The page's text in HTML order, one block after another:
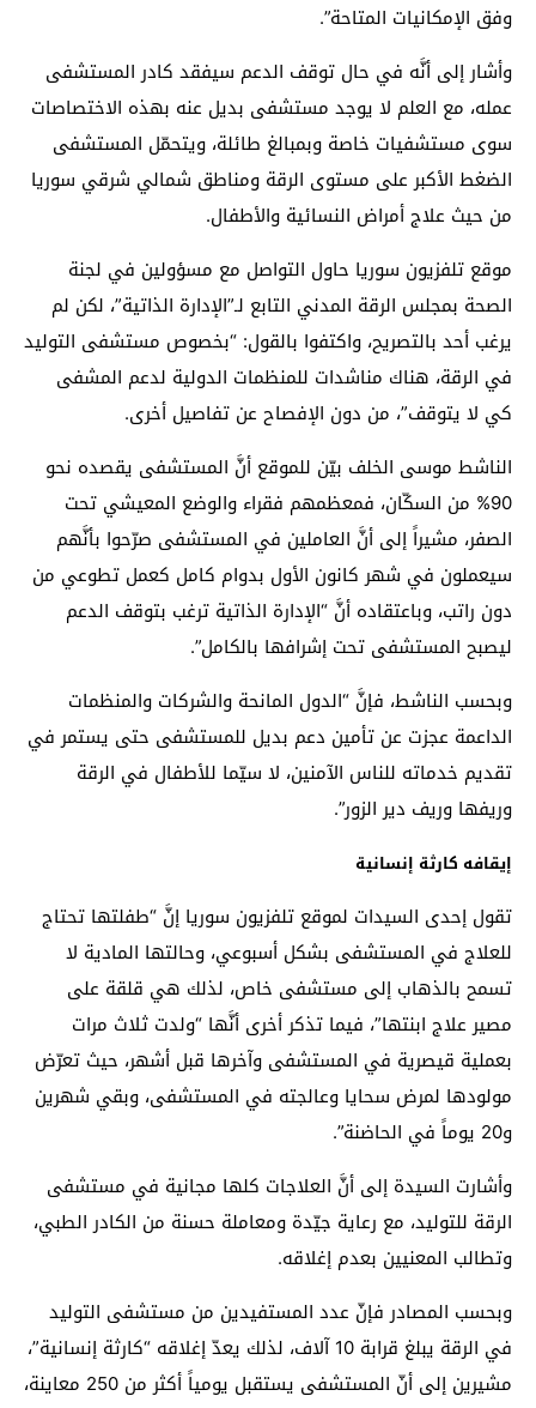
وفق الإمكانيات المتاحة”.
وأشار إلى أنَّه في حال توقف الدعم سيفقد كادر المستشفى
عمله، مع العلم لا يوجد مستشفى بديل عنه بهذه الاختصاصات
سوى مستشفيات خاصة وبمبالغ طائلة، ويتحمّل المستشفى
الضغط الأكبر على مستوى الرقة ومناطق شمالي شرقي سوريا
من حيث علاج أمراض النسائية والأطفال.
موقع تلفزيون سوريا حاول التواصل مع مسؤولين في لجنة
الصحة بمجلس الرقة المدني التابع لـ”الإدارة الذاتية”، لكن لم
يرغب أحد بالتصريح، واكتفوا بالقول: “بخصوص مستشفى التوليد
في الرقة، هناك مناشدات للمنظمات الدولية لدعم المشفى
كي لا يتوقف”، من دون الإفصاح عن تفاصيل أخرى.
الناشط موسى الخلف بيّن للموقع أنَّ المستشفى يقصده نحو
90% من السكّان، فمعظمهم فقراء والوضع المعيشي تحت
الصفر، مشيراً إلى أنَّ العاملين في المستشفى صرّحوا بأنَّهم
سيعملون في شهر كانون الأول بدوام كامل كعمل تطوعي من
دون راتب، وباعتقاده أنَّ “الإدارة الذاتية ترغب بتوقف الدعم
ليصبح المستشفى تحت إشرافها بالكامل”.
وبحسب الناشط، فإنَّ “الدول المانحة والشركات والمنظمات
الداعمة عجزت عن تأمين دعم بديل للمستشفى حتى يستمر في
تقديم خدماته للناس الآمنين، لا سيّما للأطفال في الرقة
وريفها وريف دير الزور”.
إيقافه كارثة إنسانية
تقول إحدى السيدات لموقع تلفزيون سوريا إنَّ “طفلتها تحتاج
للعلاج في المستشفى بشكل أسبوعي، وحالتها المادية لا
تسمح بالذهاب إلى مستشفى خاص، لذلك هي قلقة على
مصير علاج ابنتها”، فيما تذكر أخرى أنَّها “ولدت ثلاث مرات
بعملية قيصرية في المستشفى وآخرها قبل أشهر، حيث تعرّض
مولودها لمرض سحايا وعالجته في المستشفى، وبقي شهرين
و20 يوماً في الحاضنة”.
وأشارت السيدة إلى أنَّ العلاجات كلها مجانية في مستشفى
الرقة للتوليد، مع رعاية جيّدة ومعاملة حسنة من الكادر الطبي،
وتطالب المعنيين بعدم إغلاقه.
وبحسب المصادر فإنّ عدد المستفيدين من مستشفى التوليد
في الرقة يبلغ قرابة 10 آلاف، لذلك يعدّ إغلاقه “كارثة إنسانية”،
مشيرين إلى أنّ المستشفى يستقبل يومياً أكثر من 250 معاينة،